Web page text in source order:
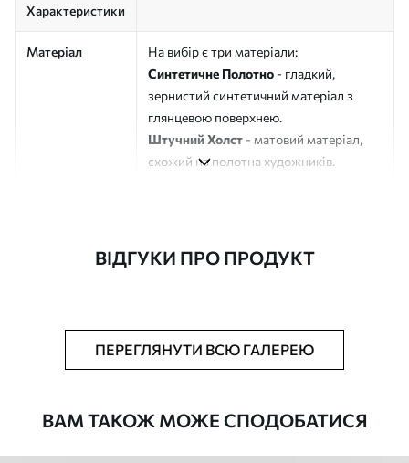
Характеристики
Матеріал
На вибір є три матеріали:
Синтетичне Полотно - гладкий,
зернистий синтетичний матеріал з
глянцевою поверхнею.
Штучний Холст - матовий матеріал,
схожий на полотна художників.
Додатково Можна додати лакове покриття.
ВІДГУКИ ПРО ПРОДУКТ
ПЕРЕГЛЯНУТИ ВСЮ ГАЛЕРЕЮ
ВАМ ТАКОЖ МОЖЕ СПОДОБАТИСЯ